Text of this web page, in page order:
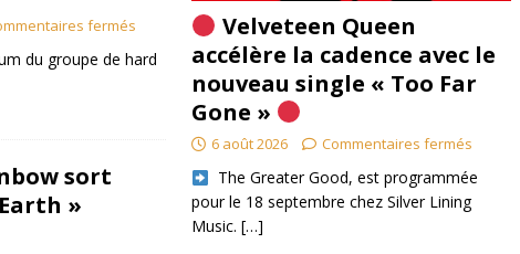
fermés
du groupe de hard
sort
»
Velveteen Queen
accélère la cadence avec le
nouveau single « Too Far
Gone »
6 août 2026 Commentaires fermés
​ The Greater Good, est programmée
pour le 18 septembre chez Silver Lining
Music. […]